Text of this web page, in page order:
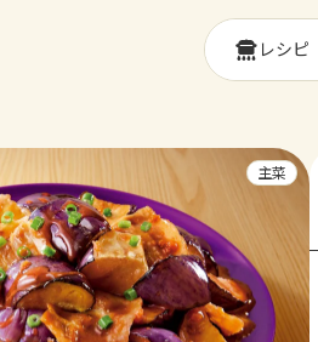
レシピ
主菜